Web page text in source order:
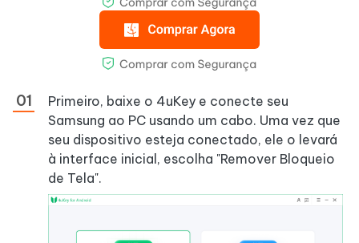
Primeiro, baixe o 4uKey e conecte seu
Samsung ao PC usando um cabo. Uma vez que
seu dispositivo esteja conectado, ele o levará
à interface inicial, escolha "Remover Bloqueio
de Tela".